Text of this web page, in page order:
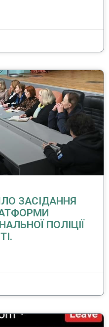
ЗАСІДАННЯ
ПОЛІЦІЇ